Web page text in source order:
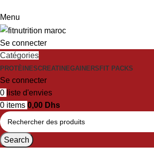
Menu
Se connecter
Catégories
PROTÈINESCREATINEGAINERSFIT PACKS
Se connecter
0 liste d'envies
0 items 0,00 Dhs
Search